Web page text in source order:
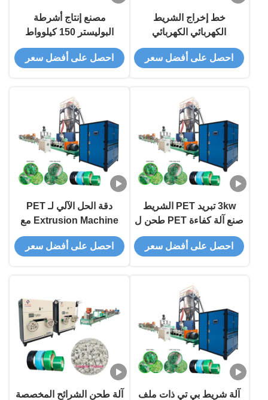
خط إخراج الشريط
الكهربائي الكهربائي
الكهربائي الكهربائي
الكهربائي الكهربائي
احصل على أفضل سعر
مصنع إنتاج أشرطة
البوليستر 150 كيلوواط
الطاقة الإجمالية PLC
التحكم في الناتج التكنولوجيا
احصل على أفضل سعر
3kw تبريد PET الشريط
صنع آلة كفاءة PET طحن ل
9-32mm واسعة PET
الشرائط
احصل على أفضل سعر
دقة الحل الآلي لـ PET
Extrusion Machine مع
خرطوم واحد و 2 أحزمة
احصل على أفضل سعر
آلة شريط بي تي ذات ملف
آلة طحن الشرائح المخصصة